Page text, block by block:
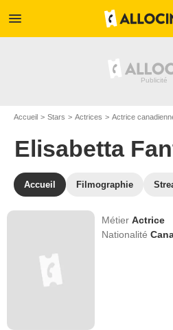
menu
Accueil Stars Actrices Actrice
Elisabetta
Accueil Filmographie
MétierActrice
Nationalité